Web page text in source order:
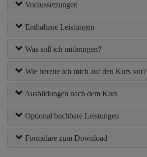
Voraussetzungen
Enthaltene Leistungen
Was soll ich mitbringen?
Wie bereite ich mich auf den Kurs vor?
Ausbildungen nach dem Kurs
Optional buchbare Leistungen
Formulare zum Download